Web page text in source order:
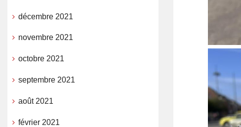
décembre 2021
novembre 2021
octobre 2021
septembre 2021
août 2021
février 2021